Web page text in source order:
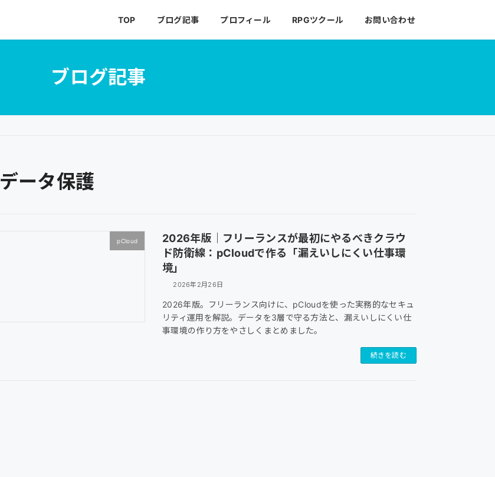
TOP ブログ記事 プロフィール RPGツクール お問い合わせ
ブログ記事
データ保護
pCloud
2026年版｜フリーランスが最初にやるべきクラウ
ド防衛線：pCloudで作る「漏えいしにくい仕事環
境」
2026年2月26日
2026年版。フリーランス向けに、pCloudを使った実務的なセキュ
リティ運用を解説。データを3層で守る方法と、漏えいしにくい仕
事環境の作り方をやさしくまとめました。
続きを読む